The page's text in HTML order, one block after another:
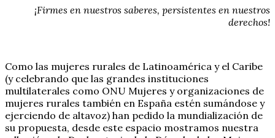
¡Firmes en nuestros saberes, persistentes en nuestros
derechos!
Como las mujeres rurales de Latinoamérica y el Caribe
(y celebrando que las grandes instituciones
multilaterales como ONU Mujeres y organizaciones de
mujeres rurales también en España estén sumándose y
ejerciendo de altavoz) han pedido la mundialización de
su propuesta, desde este espacio mostramos nuestra